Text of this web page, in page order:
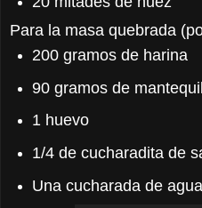
Para la masa quebrada
200 gramos de harina
90 gramos de
1 huevo
1/4 de cucharadita de
Una cucharada de agua